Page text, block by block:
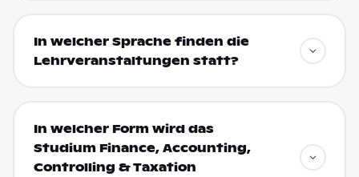
In welcher Sprache finden die
Lehrveranstaltungen statt?
In welcher Form wird das
Studium Finance, Accounting,
Controlling & Taxation